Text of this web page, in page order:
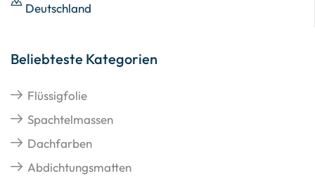
Deutschland
Beliebteste Kategorien
Flüssigfolie
Spachtelmassen
Dachfarben
Abdichtungsmatten